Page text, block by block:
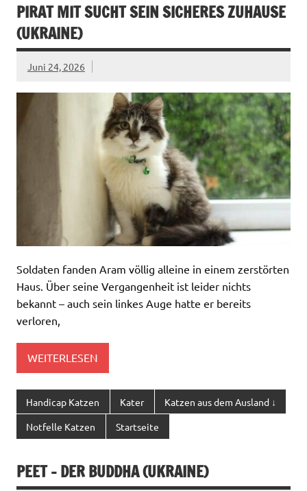
PIRAT MIT SUCHT SEIN SICHERES ZUHAUSE
(UKRAINE)
Juni 24, 2026
Soldaten fanden Aram völlig alleine in einem zerstörten
Haus. Über seine Vergangenheit ist leider nichts
bekannt – auch sein linkes Auge hatte er bereits
verloren,
WEITERLESEN
Handicap Katzen Kater Katzen aus dem Ausland ↓
Notfelle Katzen Startseite
PEET – DER BUDDHA (UKRAINE)